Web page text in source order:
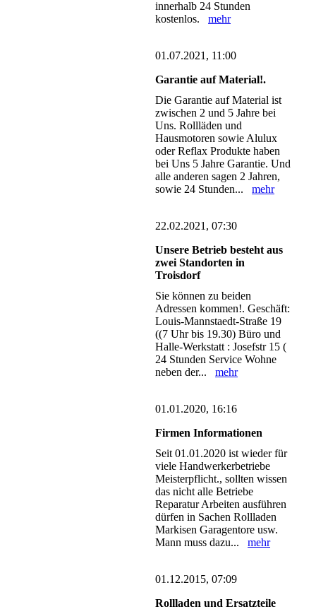
innerhalb 24 Stunden
kostenlos.mehr
01.07.2021, 11:00
Garantie auf Material!.
Die Garantie auf Material ist
zwischen 2 und 5 Jahre bei
Uns. Rollläden und
Hausmotoren sowie Alulux
oder Reflax Produkte haben
bei Uns 5 Jahre Garantie. Und
alle anderen sagen 2 Jahren,
sowie 24 Stunden...mehr
22.02.2021, 07:30
Unsere Betrieb besteht aus
zwei Standorten in
Troisdorf
Sie können zu beiden
Adressen kommen!. Geschäft:
Louis-Mannstaedt-Straße 19
((7 Uhr bis 19.30) Büro und
Halle-Werkstatt : Josefstr 15 (
24 Stunden Service Wohne
neben der...mehr
01.01.2020, 16:16
Firmen Informationen
Seit 01.01.2020 ist wieder für
viele Handwerkerbetriebe
Meisterpflicht., sollten wissen
das nicht alle Betriebe
Reparatur Arbeiten ausführen
dürfen in Sachen Rollladen
Markisen Garagentore usw.
Mann muss dazu...mehr
01.12.2015, 07:09
Rollladen und Ersatzteile